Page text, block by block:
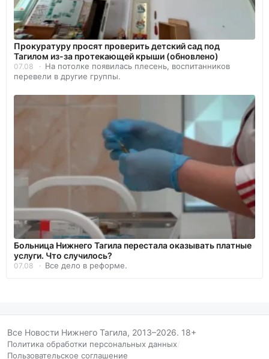
Прокуратуру просят проверить детский сад под
Тагилом из-за протекающей крыши (обновлено)
07.08
На потолке появилась плесень, воспитанников
перевели в другие группы.
Больница Нижнего Тагила перестала оказывать платные
услуги. Что случилось?
07.08 Все дело в реформе.
Все Новости Нижнего Тагила, 2013–2026. 18+
Политика обработки персональных данных/
Пользовательское соглашение